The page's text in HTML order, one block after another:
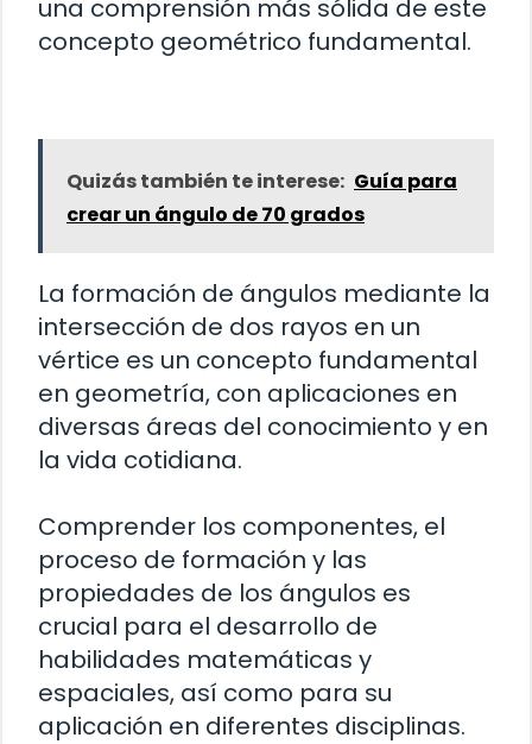
una comprensión más sólida de este
concepto geométrico fundamental.
Quizás también te interese: Guía para
crear un ángulo de 70 grados
La formación de ángulos mediante la
intersección de dos rayos en un
vértice es un concepto fundamental
en geometría, con aplicaciones en
diversas áreas del conocimiento y en
la vida cotidiana.
Comprender los componentes, el
proceso de formación y las
propiedades de los ángulos es
crucial para el desarrollo de
habilidades matemáticas y
espaciales, así como para su
aplicación en diferentes disciplinas.